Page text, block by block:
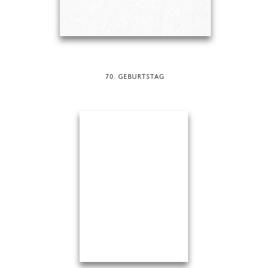
70. GEBURTSTAG